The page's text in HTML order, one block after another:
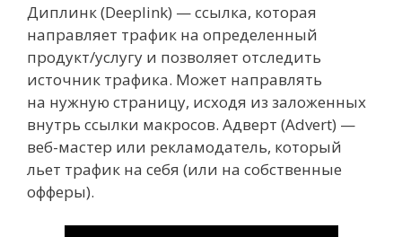
Диплинк (Deeplink) — ссылка, которая
направляет трафик на определенный
продукт/услугу и позволяет отследить
источник трафика. Может направлять
на нужную страницу, исходя из заложенных
внутрь ссылки макросов. Адверт (Advert) —
веб-мастер или рекламодатель, который
льет трафик на себя (или на собственные
офферы).